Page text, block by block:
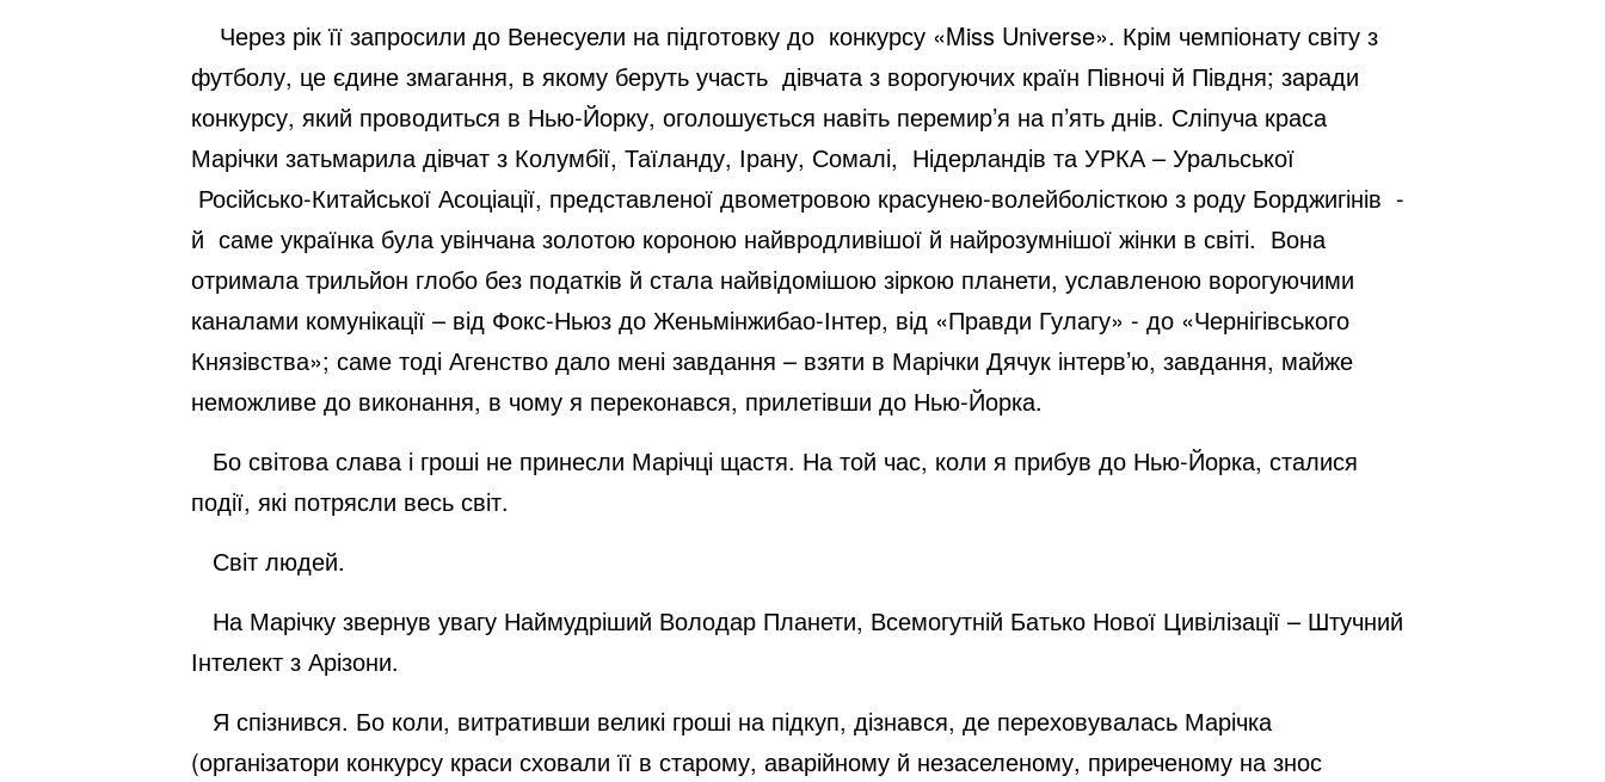
Через рік її запросили до Венесуели на підготовку до конкурсу «Miss Universe». Крім чемпіонату світу з
футболу, це єдине змагання, в якому беруть участь дівчата з ворогуючих країн Півночі й Півдня; заради
конкурсу, який проводиться в Нью-Йорку, оголошується навіть перемир’я на п’ять днів. Сліпуча краса
Марічки затьмарила дівчат з Колумбії, Таїланду, Ірану, Сомалі, Нідерландів та УРКА – Уральської
Російсько-Китайської Асоціації, представленої двометровою красунею-волейболісткою з роду Борджигінів -
й саме українка була увінчана золотою короною найвродливішої й найрозумнішої жінки в світі. Вона
отримала трильйон глобо без податків й стала найвідомішою зіркою планети, уславленою ворогуючими
каналами комунікації – від Фокс-Ньюз до Женьмінжибао-Інтер, від «Правди Гулагу» - до «Чернігівського
Князівства»; саме тоді Агенство дало мені завдання – взяти в Марічки Дячук інтерв’ю, завдання, майже
неможливе до виконання, в чому я переконався, прилетівши до Нью-Йорка.
Бо світова слава і гроші не принесли Марічці щастя. На той час, коли я прибув до Нью-Йорка, сталися
події, які потрясли весь світ.
Світ людей.
На Марічку звернув увагу Наймудріший Володар Планети, Всемогутній Батько Нової Цивілізації – Штучний
Інтелект з Арізони.
Я спізнився. Бо коли, витративши великі гроші на підкуп, дізнався, де переховувалась Марічка
(організатори конкурсу краси сховали її в старому, аварійному й незаселеному, приреченому на знос